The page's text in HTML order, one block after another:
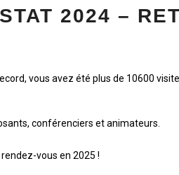
2024 –
vous avez été plus de 10600
conférenciers et animateurs.
vous en 2025 !